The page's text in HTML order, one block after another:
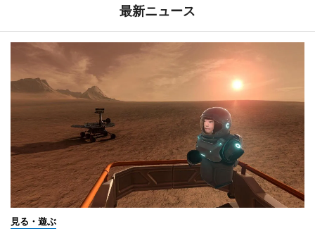
最新ニュース
見る・遊ぶ